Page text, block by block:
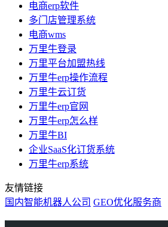
电商erp软件
多门店管理系统
电商wms
万里牛登录
万里平台加盟热线
万里牛erp操作流程
万里牛云订货
万里牛erp官网
万里牛erp怎么样
万里牛BI
企业SaaS化订货系统
万里牛erp系统
友情链接
国内智能机器人公司 GEO优化服务商